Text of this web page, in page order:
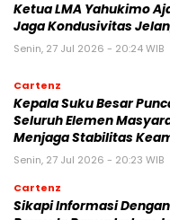
Ketua LMA Yahukimo
Jaga Kondusivitas
Senin, 27 Jul 2026 - 20:24 WIB
Cartenz
Kepala Suku Besar
Seluruh Elemen
Menjaga Stabilitas
Senin, 27 Jul 2026 - 20:23 WIB
Cartenz
Sikapi Informasi